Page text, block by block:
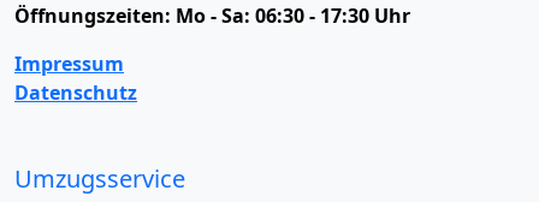
Öffnungszeiten: Mo - Sa: 06:30 - 17:30 Uhr
Impressum
Datenschutz
Umzugsservice